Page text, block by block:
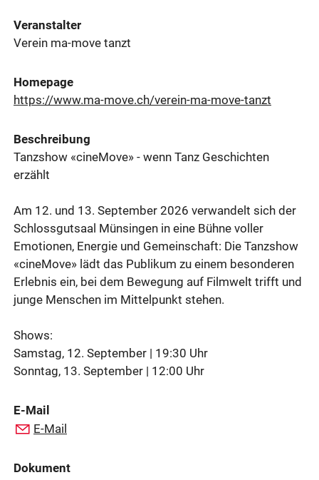
Veranstalter
Verein ma-move tanzt
Homepage
https://www.ma-move.ch/verein-ma-move-tanzt
Beschreibung
Tanzshow «cineMove» - wenn Tanz Geschichten
erzählt
Am 12. und 13. September 2026 verwandelt sich der
Schlossgutsaal Münsingen in eine Bühne voller
Emotionen, Energie und Gemeinschaft: Die Tanzshow
«cineMove» lädt das Publikum zu einem besonderen
Erlebnis ein, bei dem Bewegung auf Filmwelt trifft und
junge Menschen im Mittelpunkt stehen.
Shows:
Samstag, 12. September | 19:30 Uhr
Sonntag, 13. September | 12:00 Uhr
E-Mail
E-Mail
Dokument